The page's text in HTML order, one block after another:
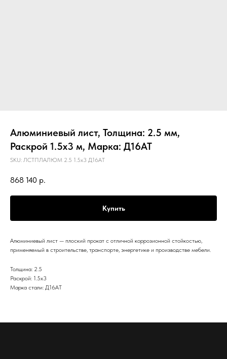
Алюминиевый лист, Толщина: 2.5 мм,
Раскрой 1.5х3 м, Марка: Д16АТ
SKU: ЛСТПЛАЛЮМ 2.5 1.5х3 Д16АТ
868 140 р.
Купить
Алюминиевый лист — плоский прокат с отличной коррозионной стойкостью,
применяемый в строительстве, транспорте, энергетике и производстве мебели.
Толщина: 2.5
Раскрой: 1.5х3
Марка стали: Д16АТ